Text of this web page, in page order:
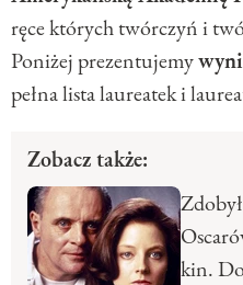
ręce których twórczyń i
Poniżej prezentujemy
pełna lista laureatek i
Zobacz także:
kin.